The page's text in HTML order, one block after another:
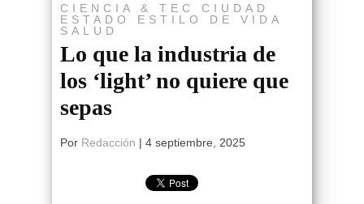
CIENCIA & TEC
CIUDAD
ESTADO
ESTILO DE VIDA
SALUD
Lo que la industria de
los ‘light’ no quiere que
sepas
Por Redacción | 4 septiembre, 2025